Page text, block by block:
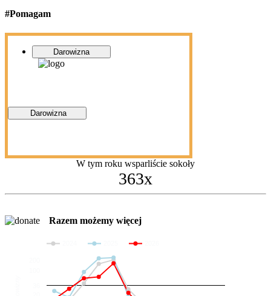
#Pomagam
Darowizna
Darowizna
W tym roku wsparliście sokoły
363x
Razem możemy więcej